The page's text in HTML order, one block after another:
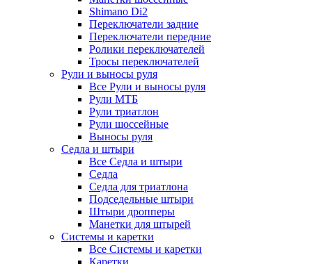
Shimano Di2
Переключатели задние
Переключатели передние
Ролики переключателей
Тросы переключателей
Рули и выносы руля
Все Рули и выносы руля
Рули МТБ
Рули триатлон
Рули шоссейные
Выносы руля
Седла и штыри
Все Седла и штыри
Седла
Седла для триатлона
Подседельные штыри
Штыри дропперы
Манетки для штырей
Системы и каретки
Все Системы и каретки
Каретки